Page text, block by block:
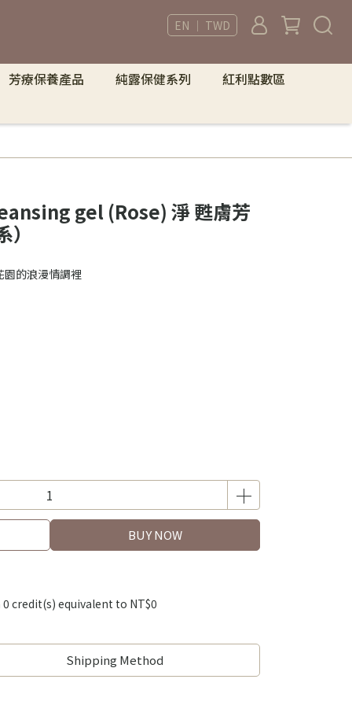
EN ｜ TWD
芳療保養產品 純露保健系列 紅利點數區
gel (Rose) 淨 甦膚芳
的浪漫情調裡
BUY NOW
0 credit(s) equivalent to NT$0
Shipping Method